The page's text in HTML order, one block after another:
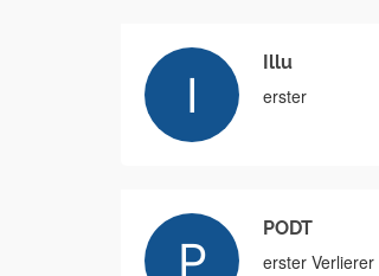
Illu
erster
PODT
erster Verlierer